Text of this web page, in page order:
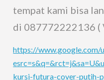
tempat kami bisa
di 087772222136 (
https://www.google.com/
kursi-futura-cover-putih-